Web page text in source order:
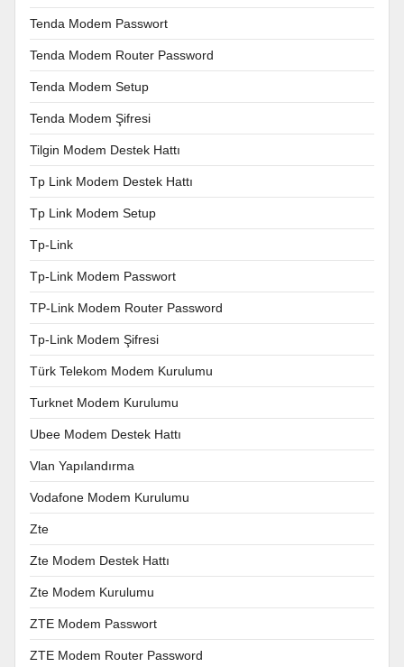
Tenda Modem Passwort
Tenda Modem Router Password
Tenda Modem Setup
Tenda Modem Şifresi
Tilgin Modem Destek Hattı
Tp Link Modem Destek Hattı
Tp Link Modem Setup
Tp-Link
Tp-Link Modem Passwort
TP-Link Modem Router Password
Tp-Link Modem Şifresi
Türk Telekom Modem Kurulumu
Turknet Modem Kurulumu
Ubee Modem Destek Hattı
Vlan Yapılandırma
Vodafone Modem Kurulumu
Zte
Zte Modem Destek Hattı
Zte Modem Kurulumu
ZTE Modem Passwort
ZTE Modem Router Password